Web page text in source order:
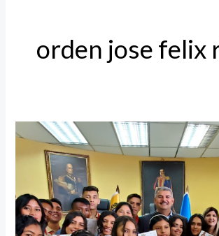
orden jose felix
No
pierdan
de
vivir